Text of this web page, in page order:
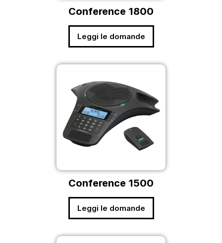
Conference 1800
Leggi le domande
Conference 1500
Leggi le domande